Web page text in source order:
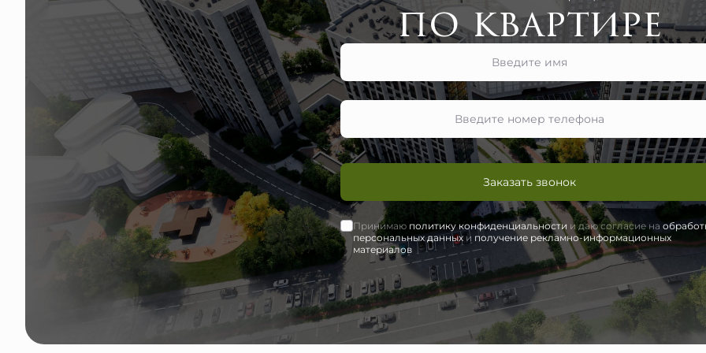
по квартире
Заказать звонок
Принимаю политику конфиденциальности и даю согласие на
персональных данныхи получение рекламно-информационных
материалов